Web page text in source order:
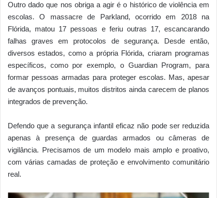
Outro dado que nos obriga a agir é o histórico de violência em
escolas. O massacre de Parkland, ocorrido em 2018 na
Flórida, matou 17 pessoas e feriu outras 17, escancarando
falhas graves em protocolos de segurança. Desde então,
diversos estados, como a própria Flórida, criaram programas
específicos, como por exemplo, o Guardian Program, para
formar pessoas armadas para proteger escolas. Mas, apesar
de avanços pontuais, muitos distritos ainda carecem de planos
integrados de prevenção.
Defendo que a segurança infantil eficaz não pode ser reduzida
apenas à presença de guardas armados ou câmeras de
vigilância. Precisamos de um modelo mais amplo e proativo,
com várias camadas de proteção e envolvimento comunitário
real.